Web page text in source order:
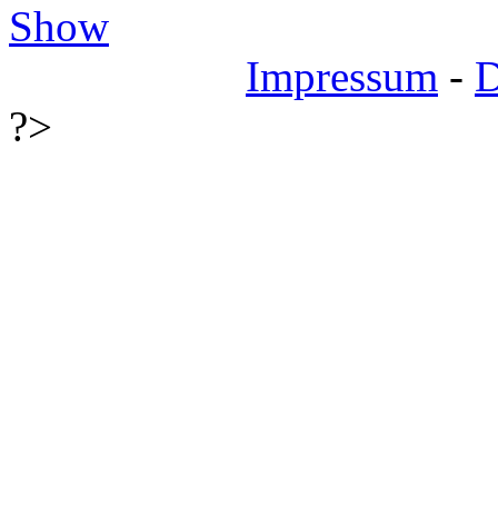
Show
Impressum -
?>